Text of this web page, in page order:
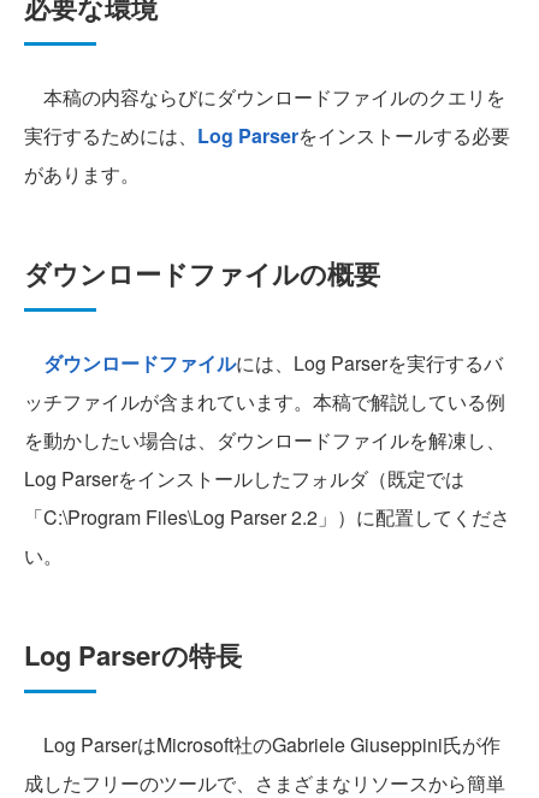
本稿の内容ならびにダウンロードファイルのクエリを
実行するためには、 Log Parserをインストールする必要
があります。
ダウンロードファイルの概要
ダウンロードファイルには、Log Parserを実行するバ
ッチファイルが含まれています。本稿で解説している例
を動かしたい場合は、ダウンロードファイルを解凍し、
Log Parserをインストールしたフォルダ（既定では
「C:\Program Files\Log Parser 2.2」）に配置してくださ
い。
Log Parserの特長
Log ParserはMicrosoft社のGabriele Giuseppini氏が作
成したフリーのツールで、さまざまなリソースから簡単